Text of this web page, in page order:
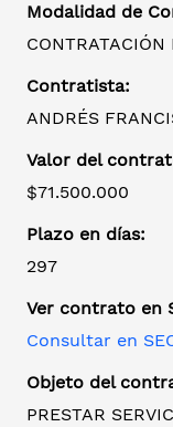
Modalidad de
CONTRATACIÓN
Contratista:
ANDRÉS
Valor del
$71.500.000
Plazo en días:
297
Ver contrato en
Consultar en
Objeto del
PRESTAR